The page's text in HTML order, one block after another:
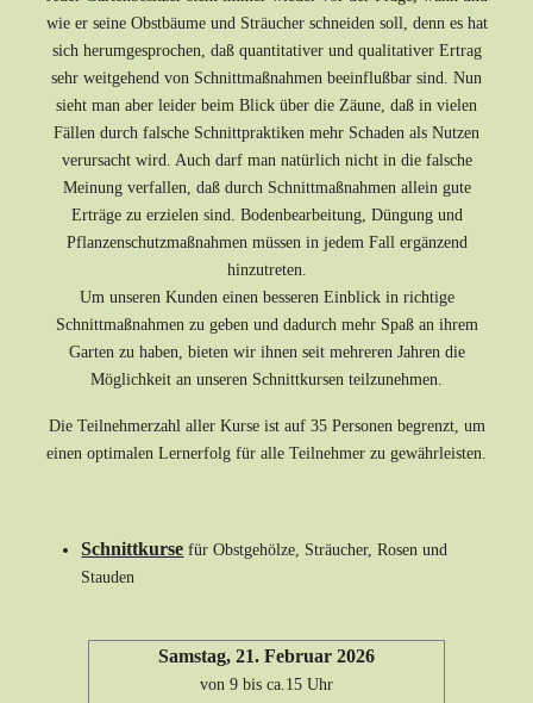
wie er seine Obstbäume und Sträucher schneiden soll, denn es hat
sich herumgesprochen, daß quantitativer und qualitativer Ertrag
sehr weitgehend von Schnittmaßnahmen beeinflußbar sind. Nun
sieht man aber leider beim Blick über die Zäune, daß in vielen
Fällen durch falsche Schnittpraktiken mehr Schaden als Nutzen
verursacht wird. Auch darf man natürlich nicht in die falsche
Meinung verfallen, daß durch Schnittmaßnahmen allein gute
Erträge zu erzielen sind. Bodenbearbeitung, Düngung und
Pflanzenschutzmaßnahmen müssen in jedem Fall ergänzend
hinzutreten.
Um unseren Kunden einen besseren Einblick in richtige
Schnittmaßnahmen zu geben und dadurch mehr Spaß an ihrem
Garten zu haben, bieten wir ihnen seit mehreren Jahren die
Möglichkeit an unseren Schnittkursen teilzunehmen.
Die Teilnehmerzahl aller Kurse ist auf 35 Personen begrenzt, um
einen optimalen Lernerfolg für alle Teilnehmer zu gewährleisten.
Schnittkurse für Obstgehölze, Sträucher, Rosen und
Stauden
Samstag, 21. Februar 2026
von 9 bis ca.15 Uhr